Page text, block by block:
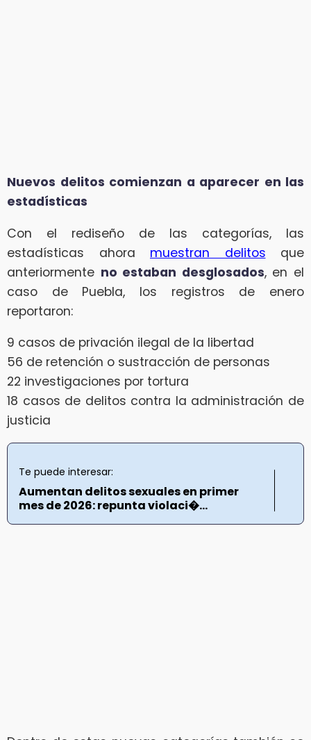
Nuevos delitos comienzan a aparecer en las
estadísticas
Con el rediseño de las categorías, las
estadísticas ahora muestran delitos que
anteriormente no estaban desglosados, en el
caso de Puebla, los registros de enero
reportaron:
9 casos de privación ilegal de la libertad
56 de retención o sustracción de personas
22 investigaciones por tortura
18 casos de delitos contra la administración de
justicia
Te puede interesar:
Aumentan delitos sexuales en primer
mes de 2026: repunta violaci�...